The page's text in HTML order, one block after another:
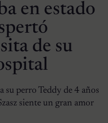
en estado
de su
su perro Teddy de 4 años
siente un gran amor